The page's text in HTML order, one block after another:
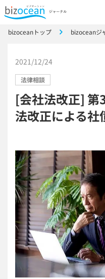
bizoceanトップ bizoceanジ
2021/12/24
法律相談
[会社法改正] 第
法改正による